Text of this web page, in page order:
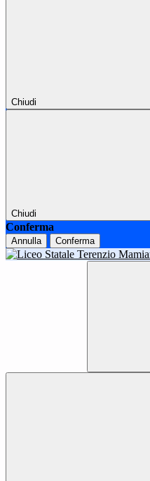
Chiudi
Chiudi
Conferma
Annulla Conferma